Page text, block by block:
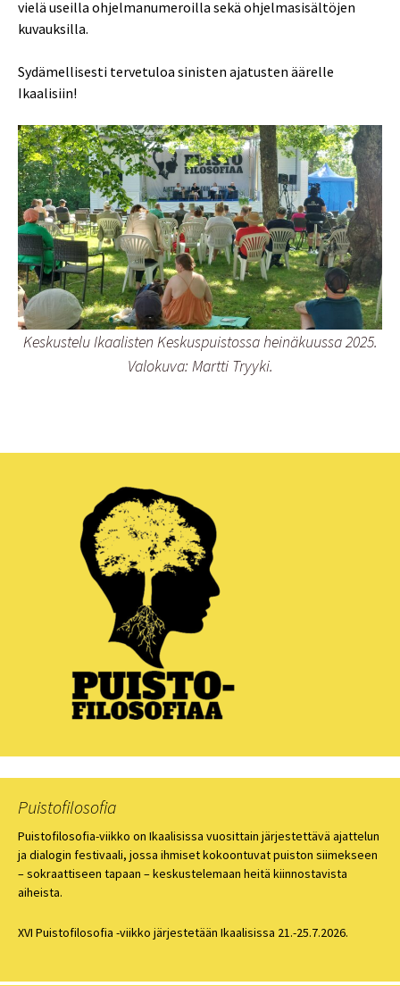
vielä useilla ohjelmanumeroilla sekä ohjelmasisältöjen
kuvauksilla.
Sydämellisesti tervetuloa sinisten ajatusten äärelle
Ikaalisiin!
Keskustelu Ikaalisten Keskuspuistossa heinäkuussa 2025.
Valokuva: Martti Tryyki.
Puistofilosofia
Puistofilosofia-viikko on Ikaalisissa vuosittain järjestettävä ajattelun
ja dialogin festivaali, jossa ihmiset kokoontuvat puiston siimekseen
– sokraattiseen tapaan – keskustelemaan heitä kiinnostavista
aiheista.
XVI Puistofilosofia -viikko järjestetään Ikaalisissa 21.-25.7.2026.